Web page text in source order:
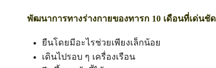
พัฒนาการทางร่างกายของทารก 10 เดือนที่เด่นชัด
ยืนโดยมีอะไรช่วยเพียงเล็กน้อย
เดินไปรอบ ๆ เครื่องเรือน